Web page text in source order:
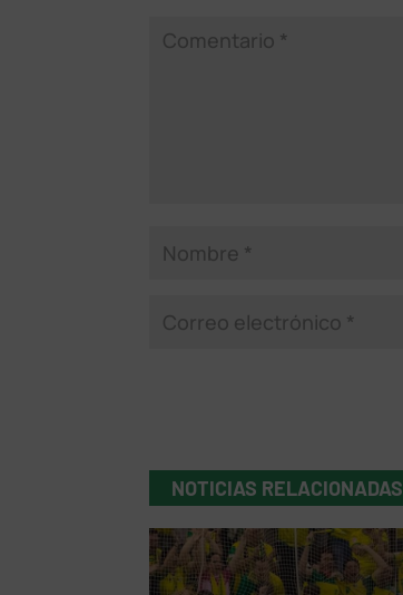
NOTICIAS RELACIONADAS